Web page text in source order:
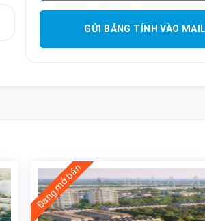
GỬI BẢNG TÍNH VÀO MAIL
Đang mở bán